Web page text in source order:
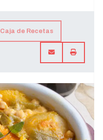
Caja de Recetas